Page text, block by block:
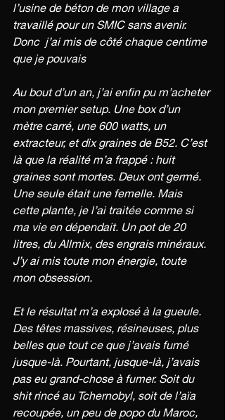
l’usine de béton de mon village a
travaillé pour un SMIC sans avenir.
Donc  j’ai mis de côté chaque centime
que je pouvais
Au bout d’un an, j’ai enfin pu m’acheter
mon premier setup. Une box d’un
mètre carré, une 600 watts, un
extracteur, et dix graines de B52. C’est
là que la réalité m’a frappé : huit
graines sont mortes. Deux ont germé.
Une seule était une femelle. Mais
cette plante, je l’ai traitée comme si
ma vie en dépendait. Un pot de 20
litres, du Allmix, des engrais minéraux.
J’y ai mis toute mon énergie, toute
mon obsession.
Et le résultat m’a explosé à la gueule.
Des têtes massives, résineuses, plus
belles que tout ce que j’avais fumé
jusque-là. Pourtant, jusque-là, j’avais
pas eu grand-chose à fumer. Soit du
shit rincé au Tchernobyl, soit de l’aïa
recoupée, un peu de popo du Maroc,